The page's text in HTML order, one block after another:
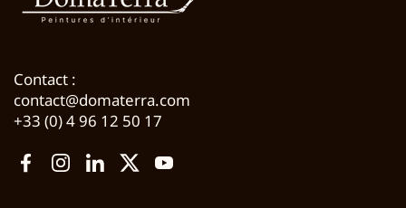
Contact :
contact@domaterra.com
+33 (0) 4 96 12 50 17
FacebookInstagram
LinkedIn
TwitterYouTube